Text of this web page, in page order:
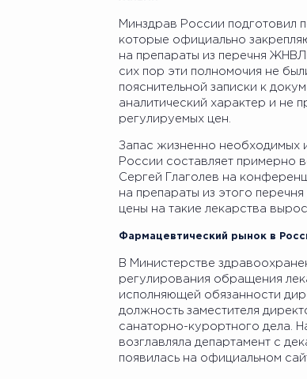
Минздрав России подготовил
которые официально
на препараты из перечня
сих пор эти полномочия не
пояснительной записки к
аналитический характер и не
регулируемых цен.
Запас жизненно необходимых
России составляет примерно
Сергей Глаголев на
на препараты из этого
цены на такие лекарства
Фармацевтический рынок в
В Министерстве
регулирования обращения
исполняющей обязанности
должность заместителя
санаторно-курортного дела.
возглавляла департамент с
появилась на официальном